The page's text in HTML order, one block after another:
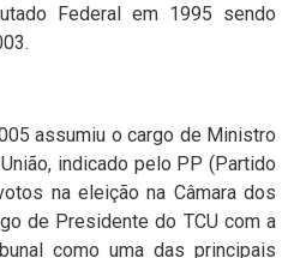
Federal em 1995 sendo
assumiu o cargo de Ministro
indicado pelo PP (Partido
na eleição na Câmara dos
de Presidente do TCU com a
como uma das principais